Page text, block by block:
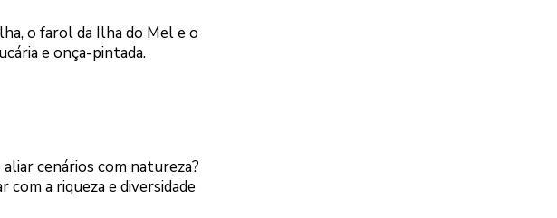
o farol da Ilha do Mel e o
e onça-pintada.
cenários com natureza?
com a riqueza e diversidade